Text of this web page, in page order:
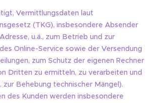
Vermittlungsdaten laut
(TKG), insbesondere Absender
u.ä., zum Betrieb und zur
Online-Service sowie der Versendung
zum Schutz der eigenen Rechner
Dritten zu ermitteln, zu verarbeiten und
zur Behebung technischer Mängel).
des Kunden werden insbesondere